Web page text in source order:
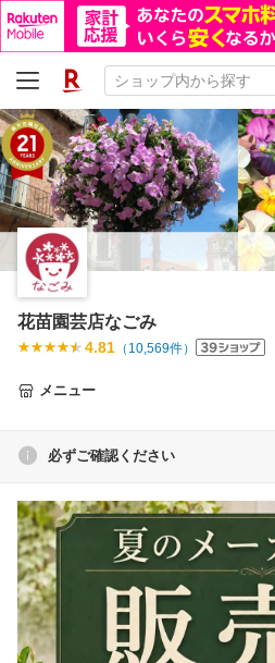
花苗園芸店なごみ
4.81 （ 10,569件）
メニュー
必ずご確認ください